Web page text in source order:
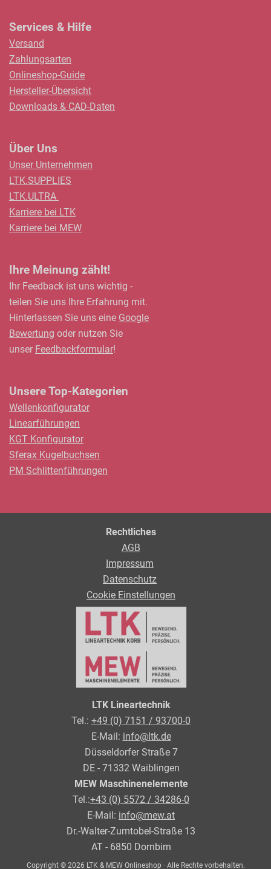
Services & Hilfe
Versand
Zahlungsarten
Onlineshop-Guide
Hersteller-Übersicht
Downloads & CAD-Daten
Über Uns
Unser Unternehmen
LTK.SUPPLIES
LTK.ULTRA
Karriere bei LTK
Karriere bei MEW
Ihre Meinung zählt!
Ihr Feedback ist uns wichtig -
teilen Sie uns Ihre Erfahrung mit.
Hinterlassen Sie uns eine Google
Bewertung oder nutzen Sie
unser Feedbackformular!
Unsere Top-Kategorien
Wellenkonfigurator
Linearführungen
KGT Konfigurator
Sferax Kugelbuchsen
PM Schlittenführungen
Copyright © 2026 LTK & MEW Onlineshop · Alle Rechte vorbehalten.
Rechtliches
AGB
Impressum
Datenschutz
Cookie Einstellungen
LTK Lineartechnik
Tel.: +49 (0) 7151 / 93700-0
E-Mail: info@ltk.de
Düsseldorfer Straße 7
DE - 71332 Waiblingen
MEW Maschinenelemente
Tel.:+43 (0) 5572 / 34286-0
E-Mail: info@mew.at
Dr.-Walter-Zumtobel-Straße 13
AT - 6850 Dornbirn